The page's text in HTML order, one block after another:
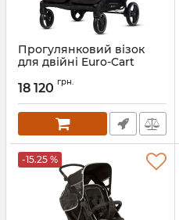
Прогулянковий візок
для двійні Euro-Cart
Артикул: EGDOB24-16
18 120 грн.
-15.25 %